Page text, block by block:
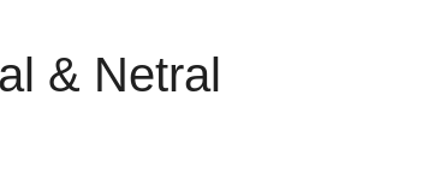
& Netral